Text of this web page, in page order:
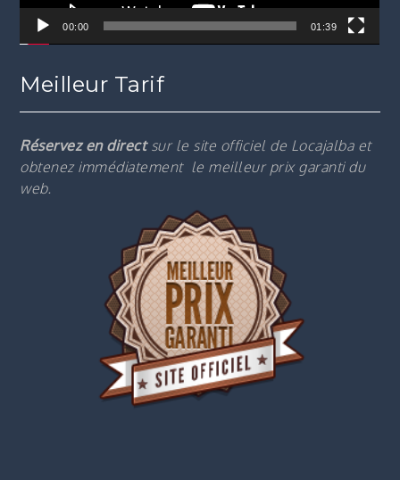
00:00 01:39
Meilleur Tarif
Réservez en directsur le site officiel de Locajalba et
obtenez immédiatement le meilleur prix garanti du
web.